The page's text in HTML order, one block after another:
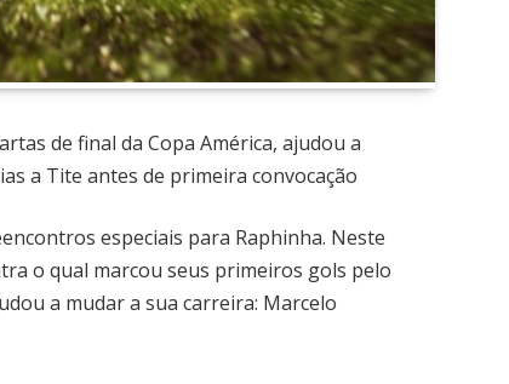
de final da Copa América, ajudou a
a Tite antes de primeira convocação
especiais para Raphinha. Neste
o qual marcou seus primeiros gols pelo
a mudar a sua carreira: Marcelo